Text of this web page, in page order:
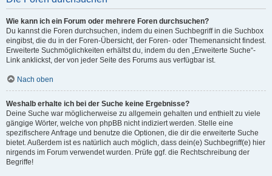
Wie kann ich ein Forum oder mehrere Foren durchsuchen?
Du kannst die Foren durchsuchen, indem du einen Suchbegriff in die Suchbox
eingibst, die du in der Foren-Übersicht, der Foren- oder Themenansicht findest.
Erweiterte Suchmöglichkeiten erhältst du, indem du den „Erweiterte Suche“-
Link anklickst, der von jeder Seite des Forums aus verfügbar ist.
Nach oben
Weshalb erhalte ich bei der Suche keine Ergebnisse?
Deine Suche war möglicherweise zu allgemein gehalten und enthielt zu viele
gängige Wörter, welche von phpBB nicht indiziert werden. Stelle eine
spezifischere Anfrage und benutze die Optionen, die dir die erweiterte Suche
bietet. Außerdem ist es natürlich auch möglich, dass dein(e) Suchbegriff(e) hier
nirgends im Forum verwendet wurden. Prüfe ggf. die Rechtschreibung der
Begriffe!